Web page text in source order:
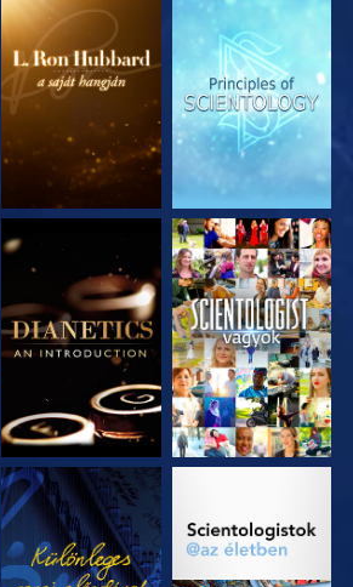
A SOROZAT
RÉSZEI
A SOROZAT
RÉSZEI
A SOROZAT
RÉSZEI
MŰSORNÉZÉS
MŰSORNÉZÉS
A SOROZAT